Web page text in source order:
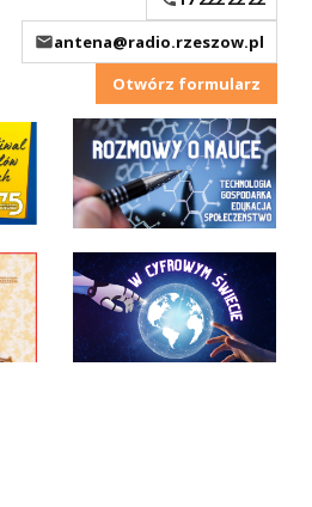
antena@radio.rzeszow.pl
Otwórz formularz